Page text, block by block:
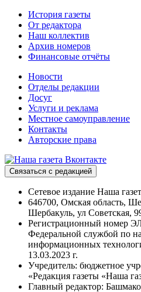
История газеты
От редактора
Наш коллектив
Архив номеров
Финансовые отчёты
Новости
Отделы редакции
Досуг
Услуги и реклама
Местное самоуправление
Контакты
Авторские права
Связаться с редакцией
Сетевое издание Наша
646700, Омская область,
Шербакуль, ул Советская,
Регистрационный номер
Федеральной службой по
информационных
13.03.2023 г.
Учредитель: бюджетное
«Редакция газеты «Наша
Главный редактор: